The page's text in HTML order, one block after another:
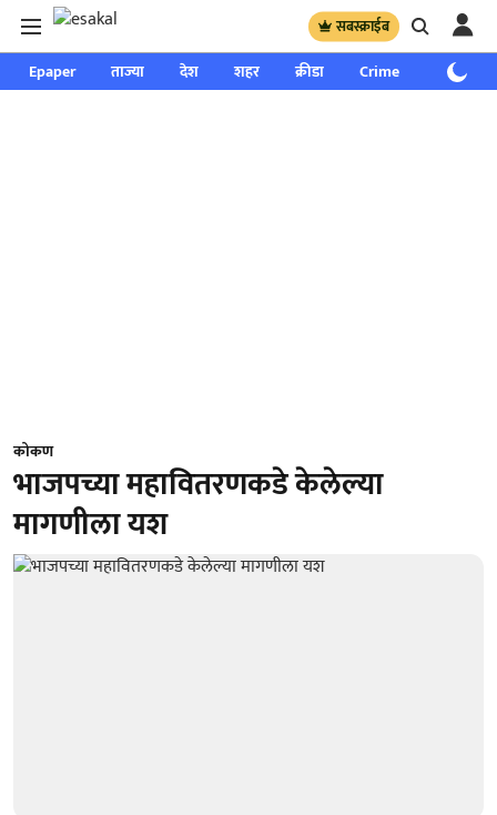
सबस्क्राईब
Epaper ताज्या देश शहर क्रीडा Crime साप्ताहिक
कोकण
भाजपच्या महावितरणकडे केलेल्या
मागणीला यश